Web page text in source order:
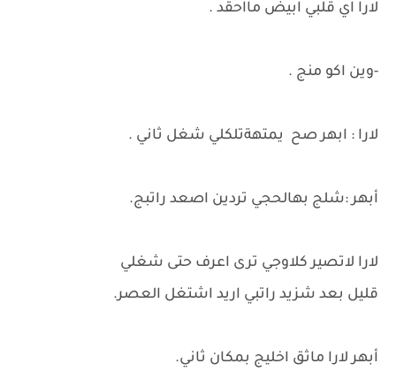
لارا اي قلبي ابيض مااحقد .
-وين اكو منج .
لارا : ابهر صح يمتهةتلكلي شغل ثاني .
أبهر :شلج بهالحجي تردين اصعد راتبج.
لارا لاتصير كلاوجي ترى اعرف حتى شغلي
قليل بعد شزيد راتبي اريد اشتغل العصر.
أبهر لارا ماثق اخليج بمكان ثاني.